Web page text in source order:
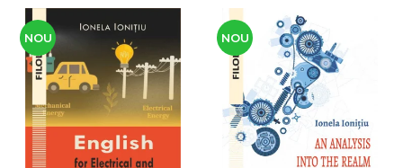
roumain et en français
pour les citoyens
étrangers
NOU NOU